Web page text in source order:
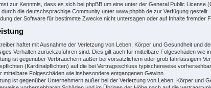
zur Kenntnis, dass es sich bei phpBB um eine unter der General Public
durch die deutschsprachige Community unter www.phpbb.de zur Verfügung
der Software für bestimmte Zwecke nicht untersagen oder auf Inhalte fremder
haftet mit Ausnahme der Verletzung von Leben, Körper und Gesundheit und
Verhalten zurückzuführen sind. Dies gilt auch für mittelbare Folgeschäden wie
ist gegenüber Verbrauchern außer bei vorsätzlichem oder grob fahrlässigem
(Kardinalpflichten) auf die bei Vertragsschluss typischerweise
mittelbare Folgeschäden wie insbesondere entgangenen Gewinn.
ist gegenüber Unternehmern außer bei der Verletzung von Leben, Körper und